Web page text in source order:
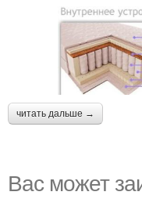
читать дальше →
Вас может